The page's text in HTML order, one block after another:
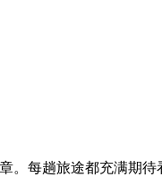
。每趟旅途都充满期